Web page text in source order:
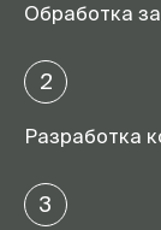
Обработка
2
Разработка
3